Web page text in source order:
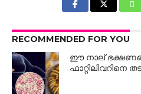
RECOMMENDED FOR YOU
ഈ നാല്
ഫാറ്റിലിവറിനെ